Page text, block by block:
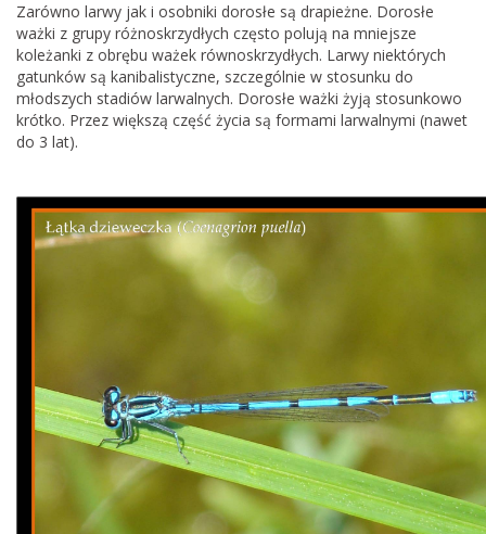
Zarówno larwy jak i osobniki dorosłe są drapieżne. Dorosłe
ważki z grupy różnoskrzydłych często polują na mniejsze
koleżanki z obrębu ważek równoskrzydłych. Larwy niektórych
gatunków są kanibalistyczne, szczególnie w stosunku do
młodszych stadiów larwalnych. Dorosłe ważki żyją stosunkowo
krótko. Przez większą część życia są formami larwalnymi (nawet
do 3 lat).